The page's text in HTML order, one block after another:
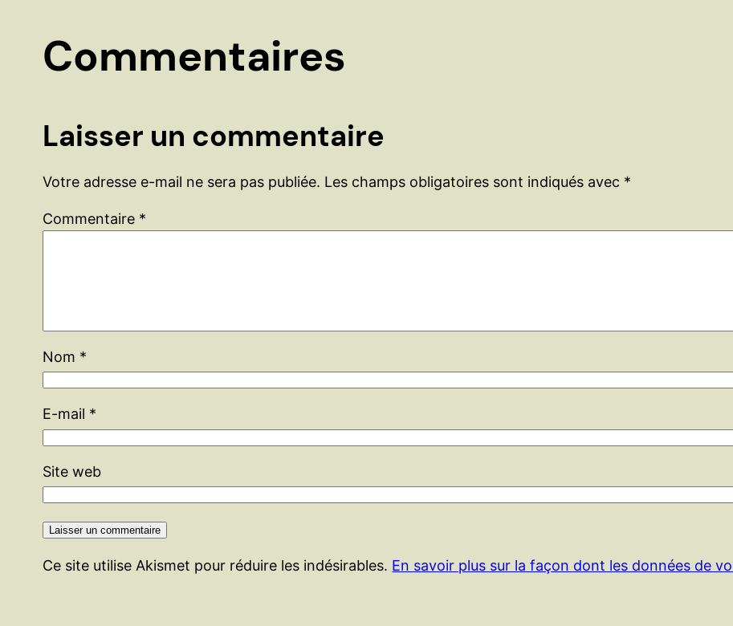
Commentaires
Laisser un commentaire
Votre adresse e-mail ne sera pas publiée. Les champs obligatoires sont indiqués avec *
Commentaire *
Nom *
E-mail *
Site web
Ce site utilise Akismet pour réduire les indésirables. En savoir plus sur la façon dont les données de